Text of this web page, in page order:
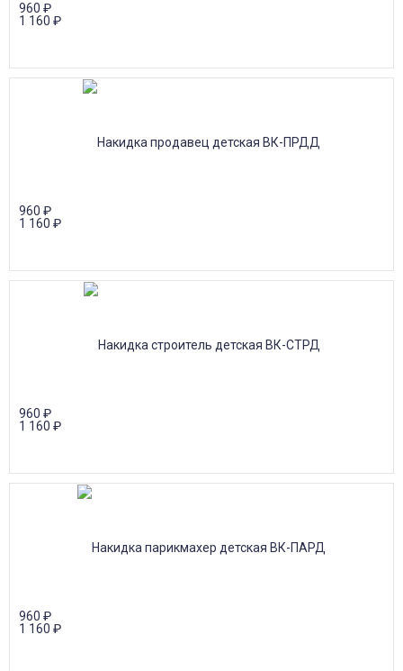
960 ₽
1 160 ₽
960 ₽
1 160 ₽
960 ₽
1 160 ₽
960 ₽
1 160 ₽